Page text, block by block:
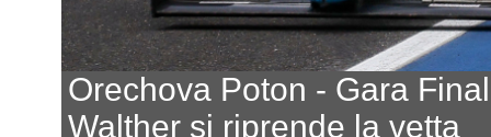
Orechova Poton - Gara
Walther si riprende la vetta